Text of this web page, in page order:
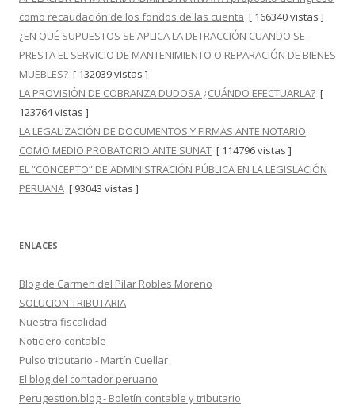
como recaudación de los fondos de las cuenta [ 166340 vistas ]
¿EN QUÉ SUPUESTOS SE APLICA LA DETRACCIÓN CUANDO SE
PRESTA EL SERVICIO DE MANTENIMIENTO O REPARACIÓN DE BIENES
MUEBLES? [ 132039 vistas ]
LA PROVISIÓN DE COBRANZA DUDOSA ¿CUÁNDO EFECTUARLA? [
123764 vistas ]
LA LEGALIZACIÓN DE DOCUMENTOS Y FIRMAS ANTE NOTARIO
COMO MEDIO PROBATORIO ANTE SUNAT [ 114796 vistas ]
EL “CONCEPTO” DE ADMINISTRACIÓN PÚBLICA EN LA LEGISLACIÓN
PERUANA [ 93043 vistas ]
ENLACES
Blog de Carmen del Pilar Robles Moreno
SOLUCION TRIBUTARIA
Nuestra fiscalidad
Noticiero contable
Pulso tributario - Martín Cuellar
El blog del contador peruano
Perugestion.blog - Boletín contable y tributario